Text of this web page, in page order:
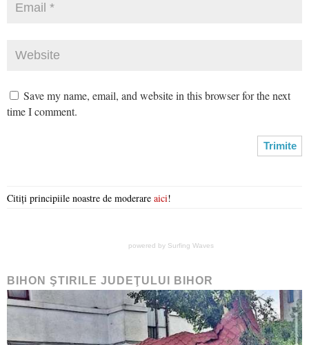
Save my name, email, and website in this browser for the next
time I comment.
Citiți principiile noastre de moderare aici!
powered by Surfing Waves
BIHON ŞTIRILE JUDEŢULUI BIHOR